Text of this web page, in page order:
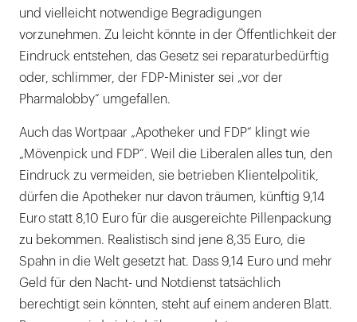
und vielleicht notwendige Begradigungen
vorzunehmen. Zu leicht könnte in der Öffentlichkeit der
Eindruck entstehen, das Gesetz sei reparaturbedürftig
oder, schlimmer, der FDP-Minister sei „vor der
Pharmalobby“ umgefallen.
Auch das Wortpaar „Apotheker und FDP“ klingt wie
„Mövenpick und FDP“. Weil die Liberalen alles tun, den
Eindruck zu vermeiden, sie betrieben Klientelpolitik,
dürfen die Apotheker nur davon träumen, künftig 9,14
Euro statt 8,10 Euro für die ausgereichte Pillenpackung
zu bekommen. Realistisch sind jene 8,35 Euro, die
Spahn in die Welt gesetzt hat. Dass 9,14 Euro und mehr
Geld für den Nacht- und Notdienst tatsächlich
berechtigt sein könnten, steht auf einem anderen Blatt.